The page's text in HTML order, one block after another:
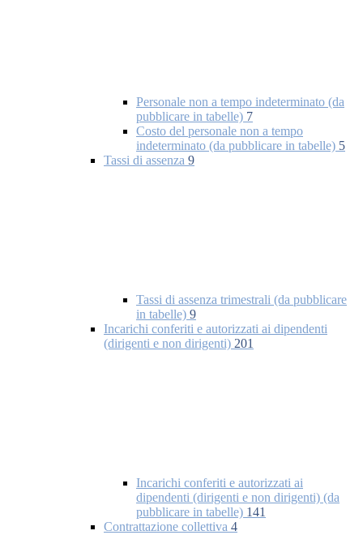
Personale non a tempo indeterminato (da
pubblicare in tabelle) 7
Costo del personale non a tempo
indeterminato (da pubblicare in tabelle) 5
Tassi di assenza 9
Tassi di assenza trimestrali (da pubblicare
in tabelle) 9
Incarichi conferiti e autorizzati ai dipendenti
(dirigenti e non dirigenti) 201
Incarichi conferiti e autorizzati ai
dipendenti (dirigenti e non dirigenti) (da
pubblicare in tabelle) 141
Contrattazione collettiva 4